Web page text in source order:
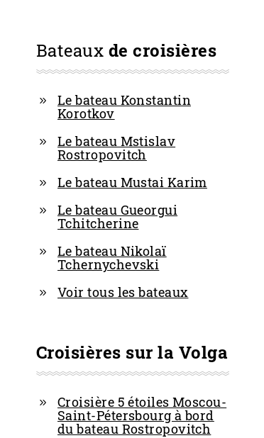
Bateaux de croisières
Le bateau Konstantin
Korotkov
Le bateau Mstislav
Rostropovitch
Le bateau Mustai Karim
Le bateau Gueorgui
Tchitcherine
Le bateau Nikolaï
Tchernychevski
Voir tous les bateaux
Croisières sur la Volga
Croisière 5 étoiles Moscou-
Saint-Pétersbourg à bord
du bateau Rostropovitch